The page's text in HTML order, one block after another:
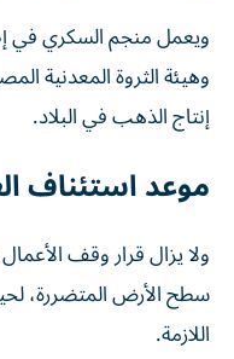
ويعمل منجم السكري في
وهيئة الثروة المعدنية
إنتاج الذهب في البلاد.
موعد استئناف
ولا يزال قرار وقف
سطح الأرض المتضررة،
اللازمة.